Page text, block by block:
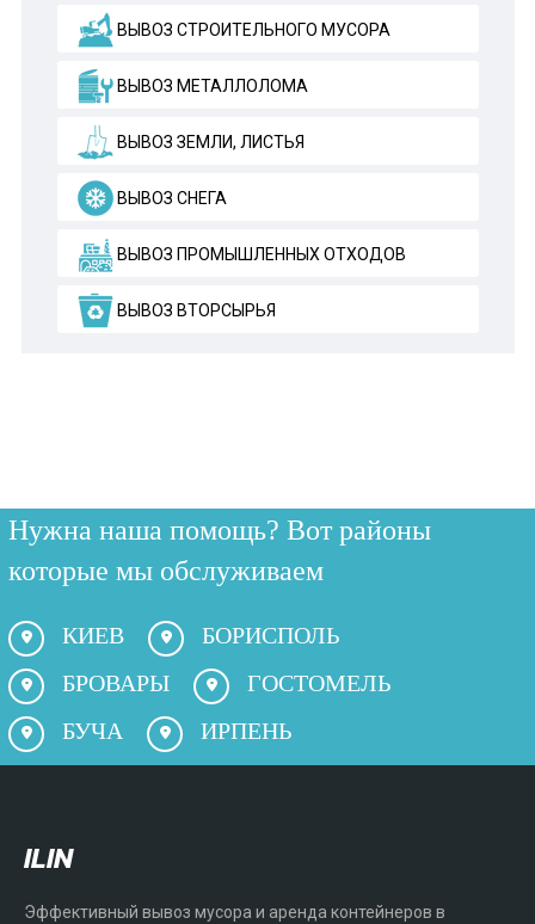
ВЫВОЗ СТРОИТЕЛЬНОГО МУСОРА
ВЫВОЗ МЕТАЛЛОЛОМА
ВЫВОЗ ЗЕМЛИ, ЛИСТЬЯ
ВЫВОЗ СНЕГА
ВЫВОЗ ПРОМЫШЛЕННЫХ ОТХОДОВ
ВЫВОЗ ВТОРСЫРЬЯ
Нужна наша помощь? Вот районы
которые мы обслуживаем
КИЕВ
БОРИСПОЛЬ
БРОВАРЫ
ГОСТОМЕЛЬ
БУЧА
ИРПЕНЬ
ILIN
Эффективный вывоз мусора и аренда контейнеров в